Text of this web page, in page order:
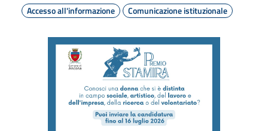
Accesso all'informazione
Comunicazione istituzionale